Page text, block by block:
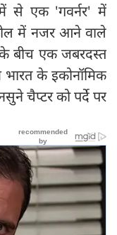
से एक 'गवर्नर' में
में नजर आने वाले
बीच एक जबरदस्त
के इकोनॉमिक
चैप्टर को पर्दे पर